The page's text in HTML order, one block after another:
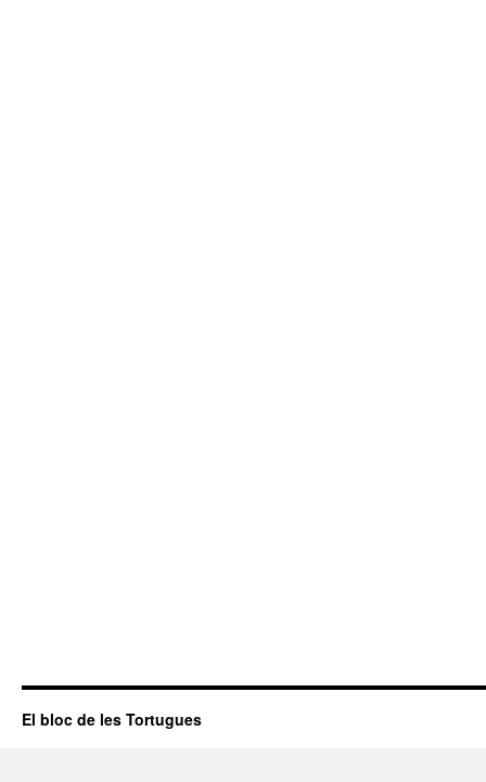
El bloc de les Tortugues